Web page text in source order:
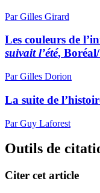
Par Gilles Girard
Les couleurs de
suivait l’été,
Par Gilles Dorion
La suite de
Par Guy Laforest
Outils de
Citer cet article